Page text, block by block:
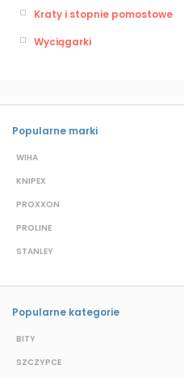
Kraty i stopnie pomostowe
Wyciągarki
Popularne marki
WIHA
KNIPEX
PROXXON
PROLINE
STANLEY
Popularne kategorie
BITY
SZCZYPCE